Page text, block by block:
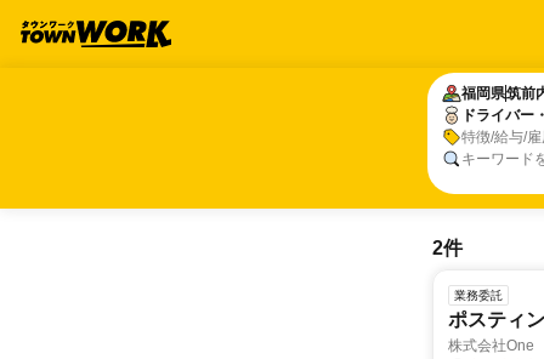
福岡県筑前
ドライバー
特徴/給与/
キーワード
福岡県筑前
ドライバー
2件
業務委託
ポスティ
株式会社